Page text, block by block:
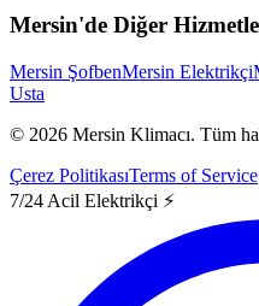
Mersin'de Diğer
Mersin ŞofbenMersin Elektrikçi
Usta
© 2026 Mersin Klimacı. Tüm
Çerez PolitikasıTerms of Service
7/24 Acil Elektrikçi ⚡